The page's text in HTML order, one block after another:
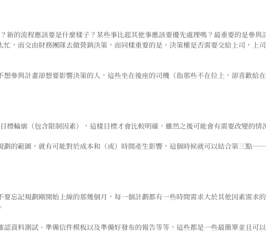
新的流程應該要是什麼樣子？某些事比起其他事應該要優先處理嗎？最重要的是參
，而交由財務團隊去做營銷決策， 而同樣重要的是，決策權是否需要交給上司，上
參與計畫卻想要影響決策的人，這些坐在後座的司機（指那些不在位上，卻喜歡給
標輪廓（包含限制因素），這樣目標才會比較明確，雖然之後可能會有需要改變的情
劃的範圍，就有可能對於成本和（或）時間產生影響，這個時候就可以結合第三點
忘記規劃剛開始上線的那幾個月，每一個計劃都有一些時間需求大於其他因素需求的
資料測試、準備信件模板以及準備好發布的報告等等，這些都是一些最簡單並且可